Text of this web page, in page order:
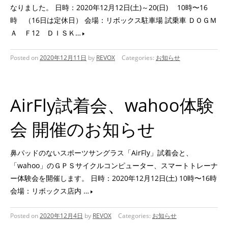
なりました。 日時：2020年12月12日(土)～20(日) 10時〜16
時 （16日は定休日） 会場：リボックス駐車場 試乗車 ＤＯＧＭ
Ａ Ｆ12 ＤＩＳＫ…
Posted on2020年12月11日 by REVOX Categories: お知らせ
AirFly試着会、wahoo体験
会 開催のお知らせ
鼻パッドのないスポーツサングラス「AirFly」試着会と、
「wahoo」のＧＰＳサイクルコンピューター、スマートトレーナ
ー体験会を開催します。 日時：2020年12月12日(土) 10時〜16時
会場：リボックス店内 …
Posted on2020年12月4日 by REVOX Categories: お知らせ